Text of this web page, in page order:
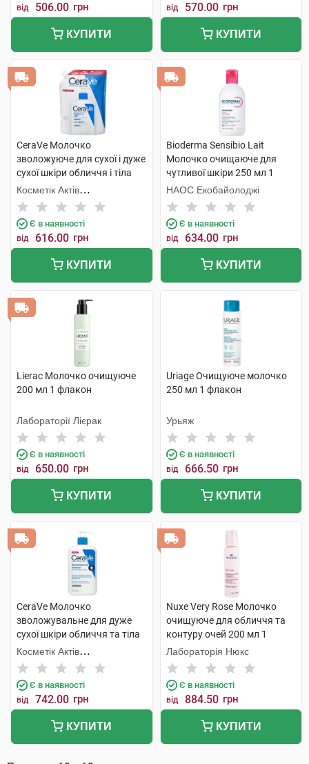
від 506.00 грн
КУПИТИ
від 570.00 грн
КУПИТИ
CeraVe Молочко
зволожуюче для сухої і дуже
сухої шкіри обличчя і тіла
473 мл 1 пакет
Косметік Актів
Інтернаціональ
Є в наявності
від 616.00 грн
КУПИТИ
Bioderma Sensibio Lait
Молочко очищаюче для
чутливої шкіри 250 мл 1
флакон
НАОС Екобайолоджі
Є в наявності
від 634.00 грн
КУПИТИ
Lierac Молочко очищуюче
200 мл 1 флакон
Лабораторії Лієрак
Є в наявності
від 650.00 грн
КУПИТИ
Uriage Очищуюче молочко
250 мл 1 флакон
Урьяж
Є в наявності
від 666.50 грн
КУПИТИ
CeraVe Молочко
зволожувальне для дуже
сухої шкіри обличчя та тіла
473 мл 1 флакон
Косметік Актів
Інтернаціональ
Є в наявності
від 742.00 грн
КУПИТИ
Nuxe Very Rose Молочко
очищуюче для обличчя та
контуру очей 200 мл 1
флакон
Лабораторія Нюкс
Є в наявності
від 884.50 грн
КУПИТИ